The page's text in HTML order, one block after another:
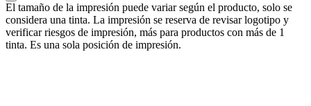
El tamaño de la impresión puede variar según el producto, solo se
considera una tinta. La impresión se reserva de revisar logotipo y
verificar riesgos de impresión, más para productos con más de 1
tinta. Es una sola posición de impresión.